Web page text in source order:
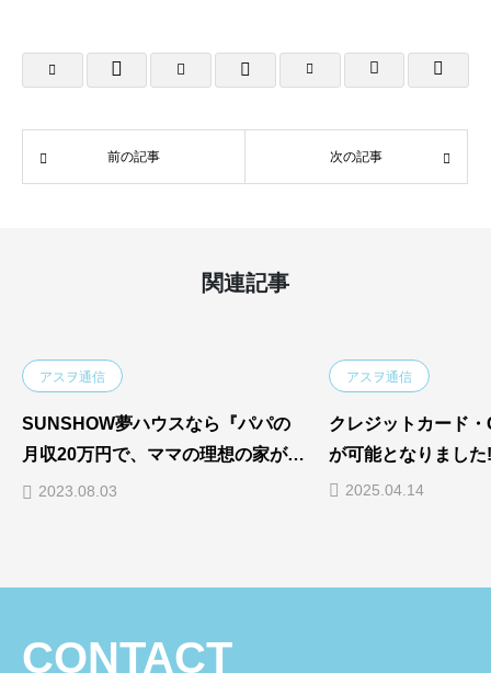
前の記事 次の記事
関連記事
アスヲ通信
SUNSHOW夢ハウスなら『パパの
月収20万円で、ママの理想の家が建
つ！』
2023.08.03
アスヲ通信
クレジットカード
が可能となりました
2025.04.14
CONTACT